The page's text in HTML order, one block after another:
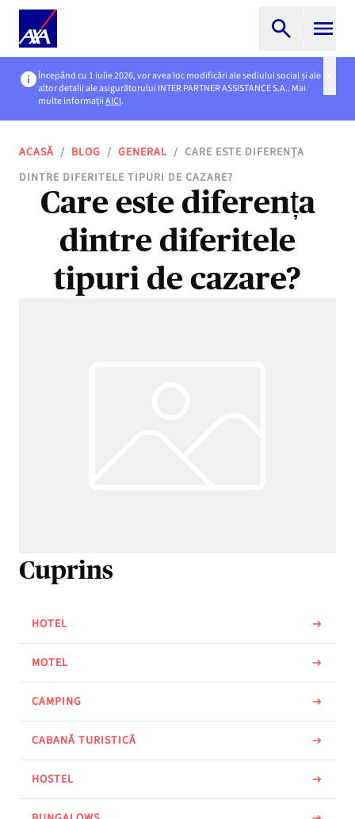
Începând cu 1 iulie 2026, vor avea loc modificări ale sediului social și ale
altor detalii ale asigurătorului INTER PARTNER ASSISTANCE S.A.. Mai
multe informațiiAICI.
ACASĂ / BLOG / GENERAL / CARE ESTE DIFERENȚA
DINTRE DIFERITELE TIPURI DE CAZARE?
Care este diferența
dintre diferitele
tipuri de cazare?
Cuprins
HOTEL
MOTEL
CAMPING
CABANĂ TURISTICĂ
HOSTEL